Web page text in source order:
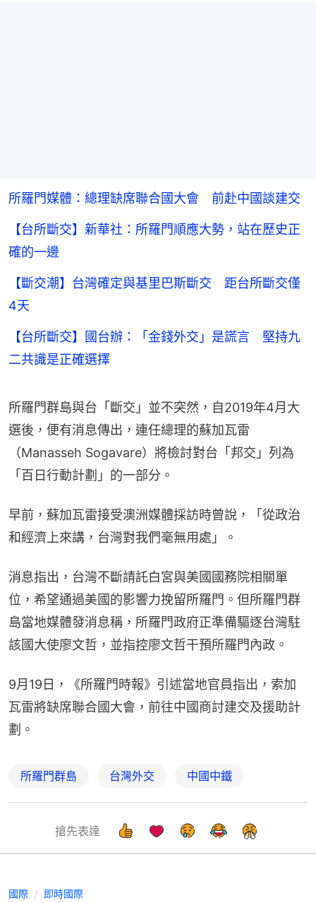
所羅門媒體：總理缺席聯合國大會 前赴中國談建交
【台所斷交】新華社：所羅門順應大勢，站在歷史正
確的一邊
【斷交潮】台灣確定與基里巴斯斷交 距台所斷交僅
4天
【台所斷交】國台辦：「金錢外交」是謊言 堅持九
二共識是正確選擇
所羅門群島與台「斷交」並不突然，自2019年4月大
選後，便有消息傳出，連任總理的蘇加瓦雷
（Manasseh Sogavare）將檢討對台「邦交」列為
「百日行動計劃」的一部分。
早前，蘇加瓦雷接受澳洲媒體採訪時曾說，「從政治
和經濟上來講，台灣對我們毫無用處」。
消息指出，台灣不斷請託白宮與美國國務院相關單
位，希望通過美國的影響力挽留所羅門。但所羅門群
島當地媒體發消息稱，所羅門政府正準備驅逐台灣駐
該國大使廖文哲，並指控廖文哲干預所羅門內政。
9月19日，《所羅門時報》引述當地官員指出，索加
瓦雷將缺席聯合國大會，前往中國商討建交及援助計
劃。
所羅門群島 台灣外交 中國中鐵
搶先表達
國際 即時國際